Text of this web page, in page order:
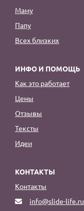
Маму
Папу
Всех близких
ИНФО И ПОМОЩЬ
Как это работает
Цены
Отзывы
Тексты
Идеи
КОНТАКТЫ
Контакты
info@slide-life.ru